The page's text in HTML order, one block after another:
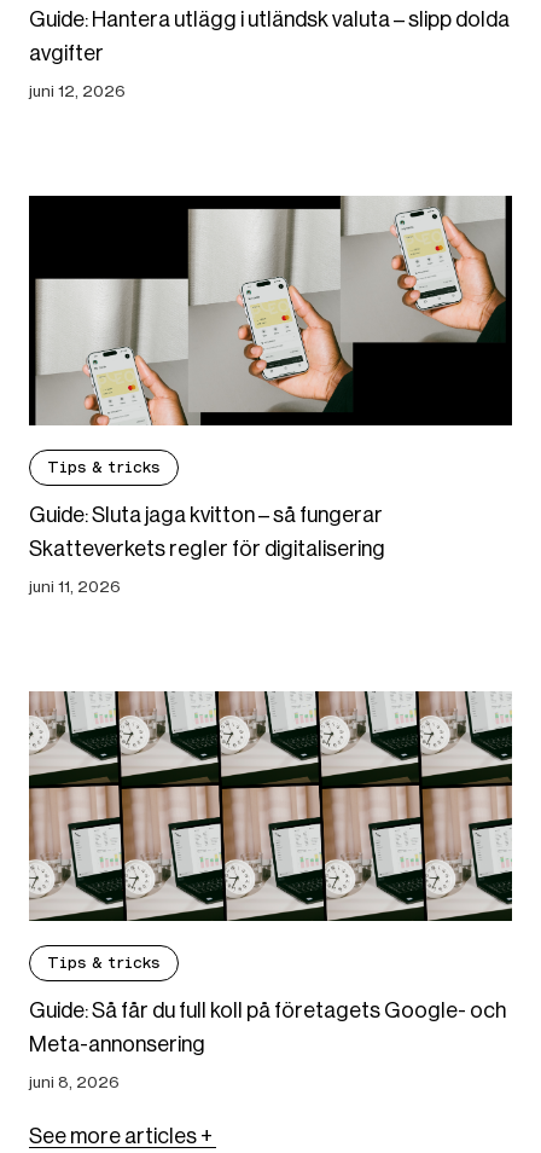
Guide: Hantera utlägg i utländsk valuta – slipp dolda
avgifter
juni 12, 2026
Tips & tricks
Guide: Sluta jaga kvitton – så fungerar
Skatteverkets regler för digitalisering
juni 11, 2026
Tips & tricks
Guide: Så får du full koll på företagets Google- och
Meta-annonsering
juni 8, 2026
See more articles